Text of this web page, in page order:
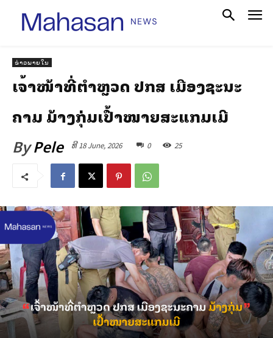
ຂ່າວພາຍໃນ
ເຈົ້າໜ້າທີ່ຕຳຫຼວດ ປກສ ເມືອງຊະນະ
ຄາມ ມ້າງກຸ່ມເປົ້າໝາຍສະແກມເມີ
ByPele ທີ 18 June, 2026 0 25